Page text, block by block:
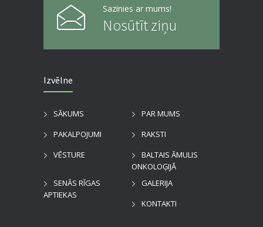
Sazinies ar mums!
Nosūtīt ziņu
Izvēlne
SĀKUMS
PAR MUMS
PAKALPOJUMI
RAKSTI
VĒSTURE
BALTAIS ĀMULIS
ONKOLOĢIJĀ
SENĀS RĪGAS
APTIEKAS
GALERIJA
KONTAKTI